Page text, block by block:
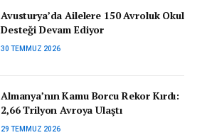
Avusturya’da Ailelere 150 Avroluk Okul
Desteği Devam Ediyor
30 TEMMUZ 2026
Almanya’nın Kamu Borcu Rekor Kırdı:
2,66 Trilyon Avroya Ulaştı
29 TEMMUZ 2026